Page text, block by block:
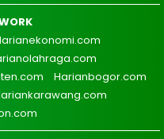
Harianbogor.com